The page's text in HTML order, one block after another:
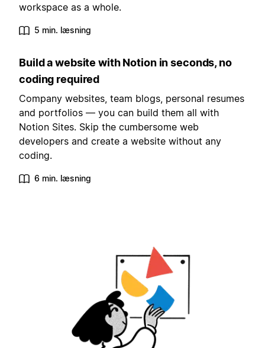
workspace as a whole.
5 min. læsning
Build a website with Notion in seconds, no
coding required
Company websites, team blogs, personal resumes
and portfolios — you can build them all with
Notion Sites. Skip the cumbersome web
developers and create a website without any
coding.
6 min. læsning